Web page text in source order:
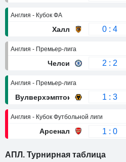
Англия - Кубок ФА
Халл 0 : 4
Англия - Премьер-лига
Челси 2 : 2
Англия - Премьер-лига
Вулверхэмптон 1 : 3
Англия - Кубок Футбольной лиги
Арсенал 1 : 0
АПЛ. Турнирная таблица